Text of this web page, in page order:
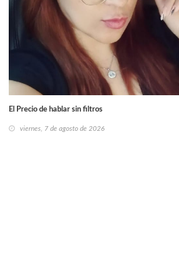
El Precio de hablar sin filtros
viernes, 7 de agosto de 2026